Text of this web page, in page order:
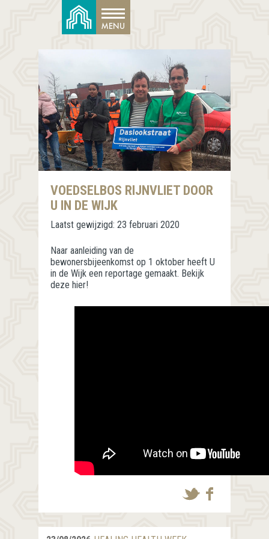
VOEDSELBOS RIJNVLIET DOOR
U IN DE WIJK
Laatst gewijzigd: 23 februari 2020
Naar aanleiding van de
bewonersbijeenkomst op 1 oktober heeft U
in de Wijk een reportage gemaakt. Bekijk
deze hier!